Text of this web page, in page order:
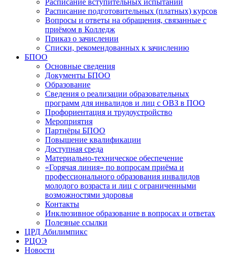
Расписание вступительных испытаний
Расписание подготовительных (платных) курсов
Вопросы и ответы на обращения, связанные с
приёмом в Колледж
Приказ о зачислении
Списки, рекомендованных к зачислению
БПОО
Основные сведения
Документы БПОО
Образование
Сведения о реализации образовательных
программ для инвалидов и лиц с ОВЗ в ПОО
Профориентация и трудоустройство
Мероприятия
Партнёры БПОО
Повышение квалификации
Доступная среда
Материально-техническое обеспечение
«Горячая линия» по вопросам приёма и
профессионального образования инвалидов
молодого возраста и лиц с ограниченными
возможностями здоровья
Контакты
Инклюзивное образование в вопросах и ответах
Полезные ссылки
ЦРД Абилимпикс
РЦОЭ
Новости